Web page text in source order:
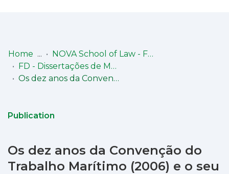
Communities
Statistics
Home
NOVA School of Law - Faculdade de Direito (NSL-FD)
FD - Dissertações de Mestrado
Os dez anos da Convenção do Trabalho Marítimo (2006) e o seu alinhamento com o direito da União Europeia
Publication
Os dez anos da Convenção do
Trabalho Marítimo (2006) e o seu